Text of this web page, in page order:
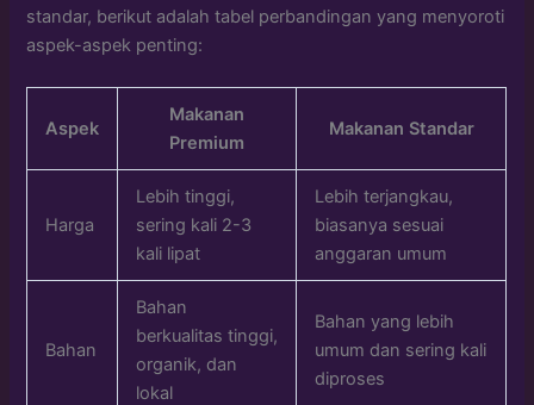
standar, berikut adalah tabel perbandingan yang menyoroti
aspek-aspek penting:
Aspek
Makanan
Premium
Makanan Standar
Harga
Lebih tinggi,
sering kali 2-3
kali lipat
Lebih terjangkau,
biasanya sesuai
anggaran umum
Bahan
Bahan
berkualitas tinggi,
organik, dan
lokal
Bahan yang lebih
umum dan sering kali
diproses